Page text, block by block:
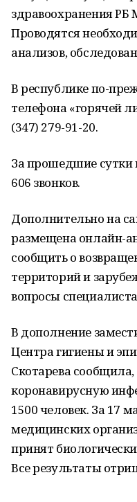
здравоохранения РБ
Проводятся
анализов,
В республике по-
телефона «горячей
(347) 279-91-20.
За прошедшие сутки
606 звонков.
Дополнительно на
размещена онлайн-
сообщить о
территорий и
вопросы
В дополнение
Центра гигиены и
Скотарева
коронавирусную
1500 человек. За 17
медицинских
принят
Все результаты